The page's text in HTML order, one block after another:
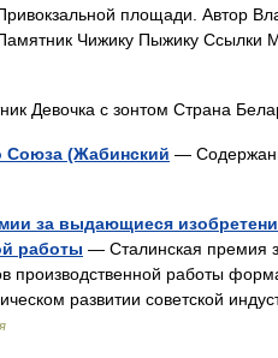
площади. Автор
Чижику Пыжику Ссылки
Девочка с зонтом Страна
Союза (Жабинский —
за выдающиеся
работы — Сталинская премия
производственной работы
развитии советской